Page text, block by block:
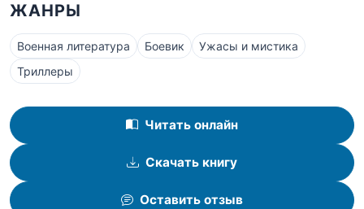
ЖАНРЫ
Военная литература Боевик
Ужасы и мистика
Триллеры
Читать онлайн
Скачать книгу
Оставить отзыв